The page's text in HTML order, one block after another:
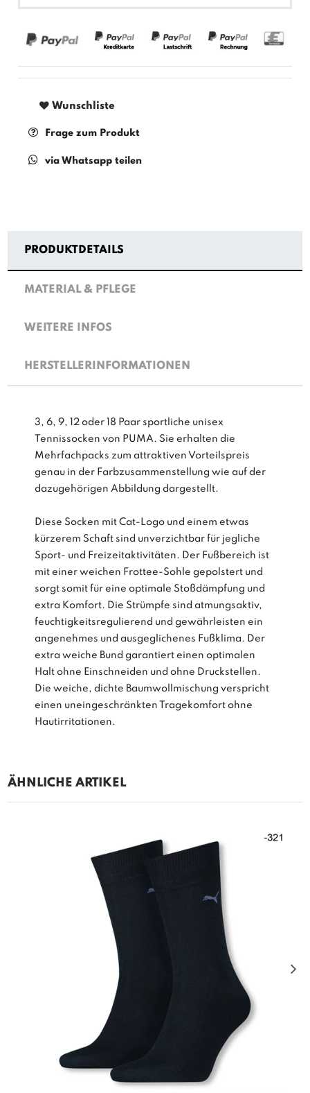
Wunschliste
Frage zum Produkt
via Whatsapp teilen
PRODUKTDETAILS
MATERIAL & PFLEGE
WEITERE INFOS
HERSTELLERINFORMATIONEN
3, 6, 9, 12 oder 18 Paar sportliche unisex
Tennissocken von PUMA. Sie erhalten die
Mehrfachpacks zum attraktiven Vorteilspreis
genau in der Farbzusammenstellung wie auf der
dazugehörigen Abbildung dargestellt.
Diese Socken mit Cat-Logo und einem etwas
kürzerem Schaft sind unverzichtbar für jegliche
Sport- und Freizeitaktivitäten. Der Fußbereich ist
mit einer weichen Frottee-Sohle gepolstert und
sorgt somit für eine optimale Stoßdämpfung und
extra Komfort. Die Strümpfe sind atmungsaktiv,
feuchtigkeitsregulierend und gewährleisten ein
angenehmes und ausgeglichenes Fußklima. Der
extra weiche Bund garantiert einen optimalen
Halt ohne Einschneiden und ohne Druckstellen.
Die weiche, dichte Baumwollmischung verspricht
einen uneingeschränkten Tragekomfort ohne
Hautirritationen.
ÄHNLICHE ARTIKEL